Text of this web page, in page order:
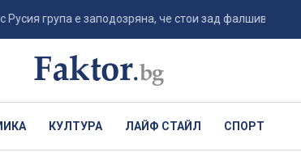
е заподозряна, че стои зад фалшиво видео за
КУЛТУРА ЛАЙФ СТАЙЛ СПОРТ